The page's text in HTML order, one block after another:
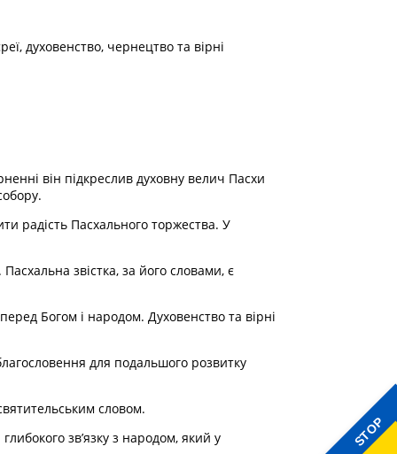
STOP
духовенство, чернецтво та вірні
він підкреслив духовну велич Пасхи
радість Пасхального торжества. У
звістка, за його словами, є
Богом і народом. Духовенство та вірні
для подальшого розвитку
словом.
зв’язку з народом, який у